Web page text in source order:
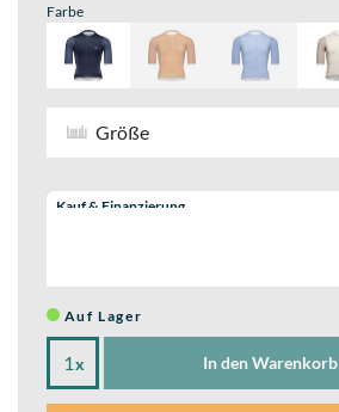
Farbe
Größe
Wähle eine Preisoption:
Kauf & Finanzierung
Auf Lager
x In den Warenkorb